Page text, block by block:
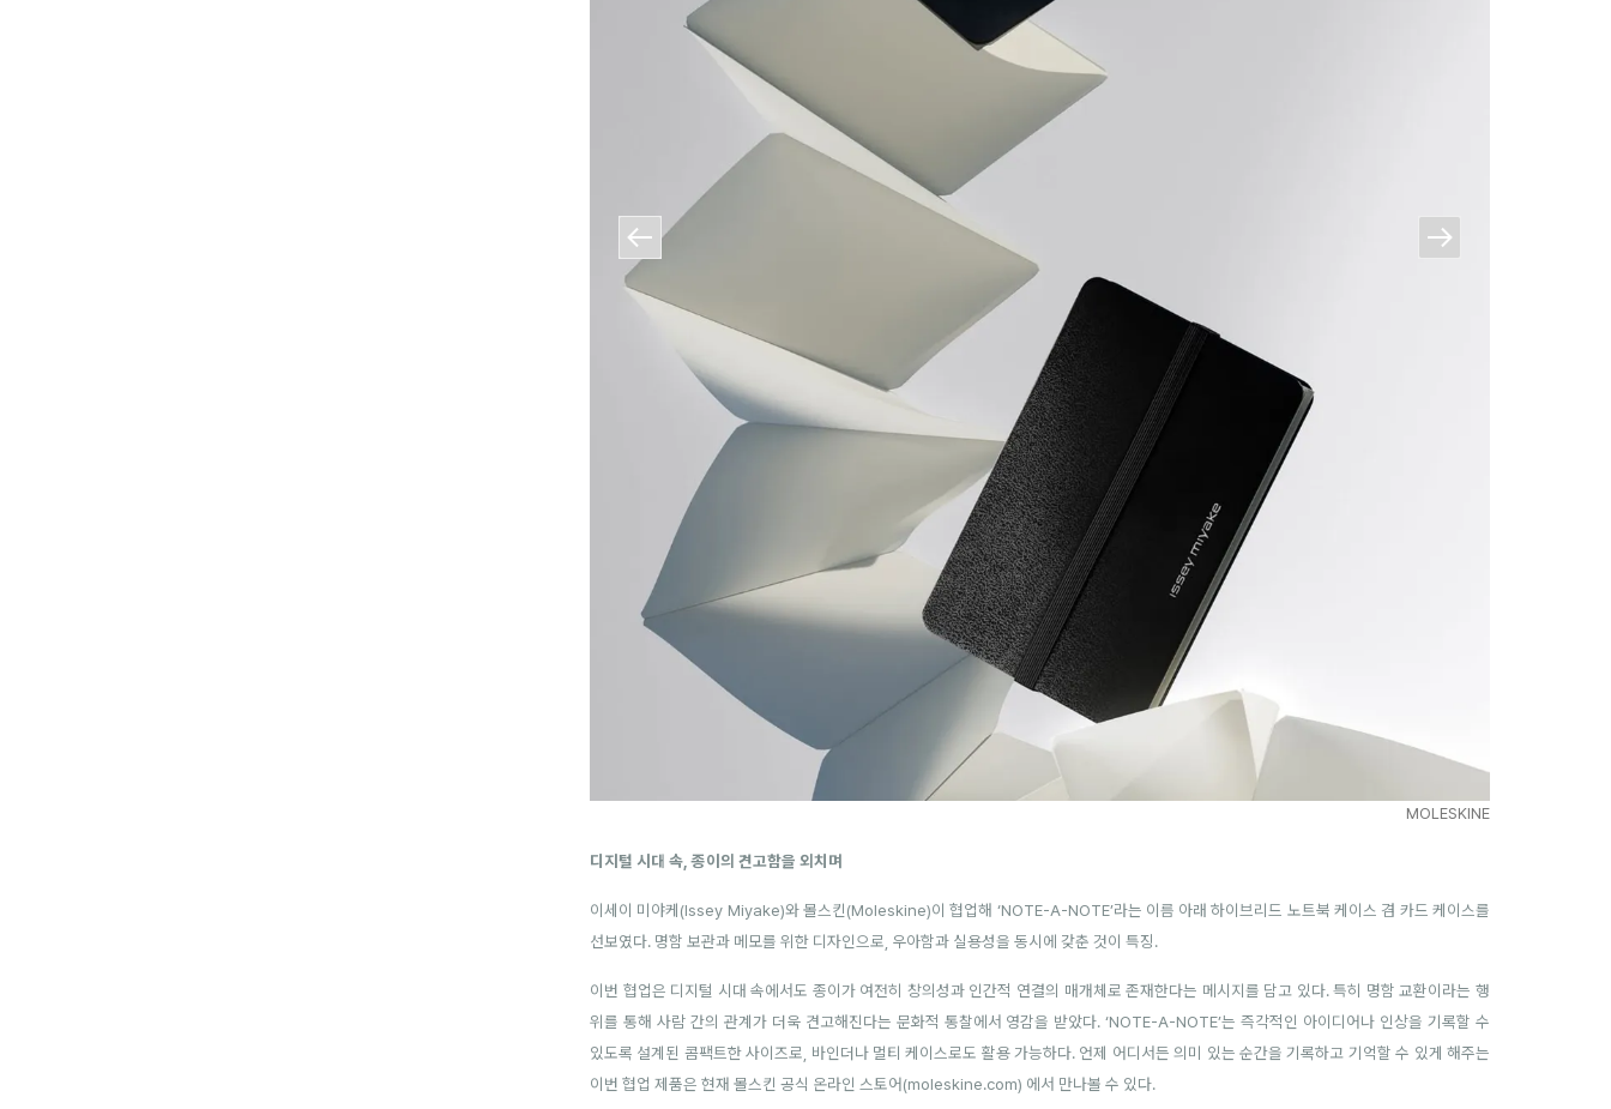
MOLESKINE
디지털 시대 속, 종이의 견고함을 외치며
이세이 미야케(Issey Miyake)와 몰스킨(Moleskine)이 협업해 ‘NOTE-A-NOTE’라는 이름 아래 하이브리드 노트북 케이스 겸 카드 케이스를
선보였다. 명함 보관과 메모를 위한 디자인으로, 우아함과 실용성을 동시에 갖춘 것이 특징.
이번 협업은 디지털 시대 속에서도 종이가 여전히 창의성과 인간적 연결의 매개체로 존재한다는 메시지를 담고 있다. 특히 명함 교환이라는 행
위를 통해 사람 간의 관계가 더욱 견고해진다는 문화적 통찰에서 영감을 받았다. ‘NOTE-A-NOTE’는 즉각적인 아이디어나 인상을 기록할 수
있도록 설계된 콤팩트한 사이즈로, 바인더나 멀티 케이스로도 활용 가능하다. 언제 어디서든 의미 있는 순간을 기록하고 기억할 수 있게 해주는
이번 협업 제품은 현재 몰스킨 공식 온라인 스토어(moleskine.com) 에서 만나볼 수 있다.